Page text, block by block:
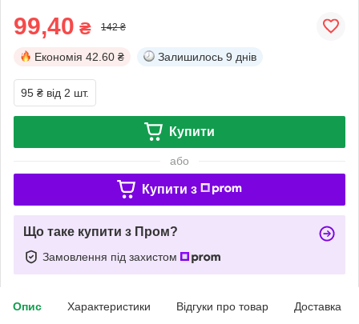
99,40 ₴ 142 ₴
Економія 42.60 ₴ Залишилось 9 днів
95 ₴ від 2 шт.
Купити
або
Купити з
Що таке купити з Пром?
Замовлення під захистом
Опис Характеристики Відгуки про товар Доставка